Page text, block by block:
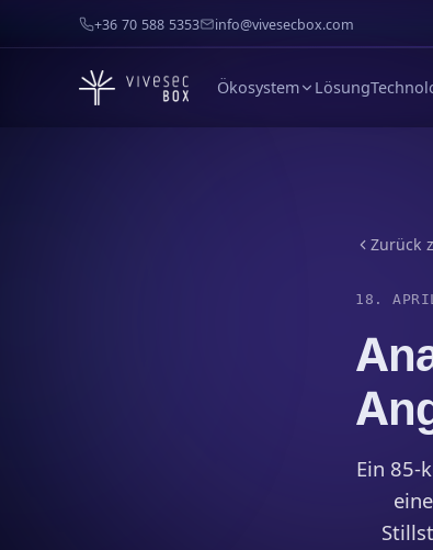
+36 70 588 5353 info@vivesecbox.com
Ökosystem Lösung
Zurück
18.
Ein 85-